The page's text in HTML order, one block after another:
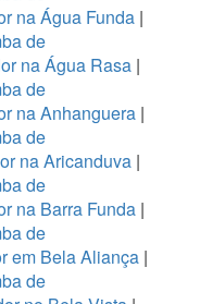
na Água Funda |
de
na Água Rasa |
de
na Anhanguera|
de
na Aricanduva |
de
na Barra Funda |
de
em Bela Aliança |
de